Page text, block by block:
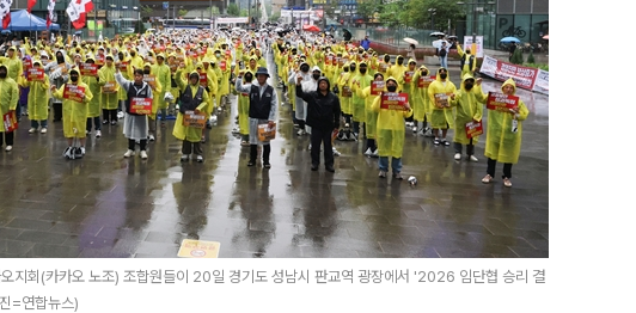
지회(카카오 노조) 조합원들이 20일 경기도 성남시 판교역 광장에서 '2026 임단협 승리 결
=연합뉴스)